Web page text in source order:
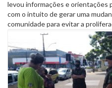
levou informações e orientações
com o intuito de gerar uma
comunidade para evitar a